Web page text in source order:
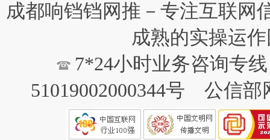
成都响铛铛网推－专注互联网
成熟的实操运
7*24小时业务咨询专
51019002000344号 公信部